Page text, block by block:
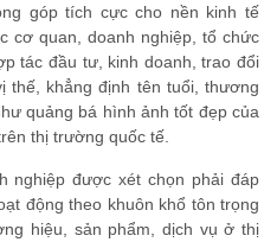
góp tích cực cho nền kinh tế
cơ quan, doanh nghiệp, tổ chức
tác đầu tư, kinh doanh, trao đổi
thế, khẳng định tên tuổi, thương
quảng bá hình ảnh tốt đẹp của
thị trường quốc tế.
nghiệp được xét chọn phải đáp
động theo khuôn khổ tôn trọng
hiệu, sản phẩm, dịch vụ ở thị